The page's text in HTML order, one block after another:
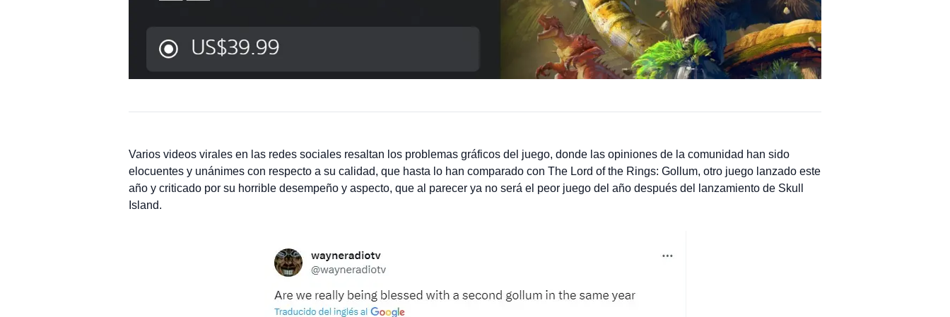
Varios videos virales en las redes sociales resaltan los problemas gráficos del juego, donde las opiniones de la comunidad han sido
elocuentes y unánimes con respecto a su calidad, que hasta lo han comparado con The Lord of the Rings: Gollum, otro juego lanzado este
año y criticado por su horrible desempeño y aspecto, que al parecer ya no será el peor juego del año después del lanzamiento de Skull
Island.